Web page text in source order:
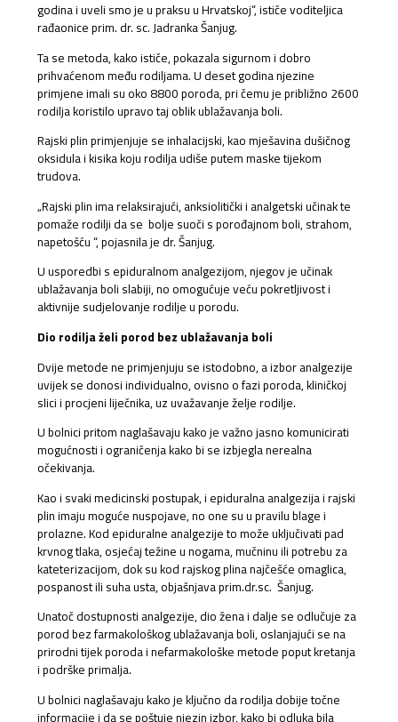
godina i uveli smo je u praksu u Hrvatskoj“, ističe voditeljica
rađaonice prim. dr. sc. Jadranka Šanjug.
Ta se metoda, kako ističe, pokazala sigurnom i dobro
prihvaćenom među rodiljama. U deset godina njezine
primjene imali su oko 8800 poroda, pri čemu je približno 2600
rodilja koristilo upravo taj oblik ublažavanja boli.
Rajski plin primjenjuje se inhalacijski, kao mješavina dušičnog
oksidula i kisika koju rodilja udiše putem maske tijekom
trudova.
„Rajski plin ima relaksirajući, anksiolitički i analgetski učinak te
pomaže rodilji da se bolje suoči s porođajnom boli, strahom,
napetošću “, pojasnila je dr. Šanjug.
U usporedbi s epiduralnom analgezijom, njegov je učinak
ublažavanja boli slabiji, no omogućuje veću pokretljivost i
aktivnije sudjelovanje rodilje u porodu.
Dio rodilja želi porod bez ublažavanja boli
Dvije metode ne primjenjuju se istodobno, a izbor analgezije
uvijek se donosi individualno, ovisno o fazi poroda, kliničkoj
slici i procjeni liječnika, uz uvažavanje želje rodilje.
U bolnici pritom naglašavaju kako je važno jasno komunicirati
mogućnosti i ograničenja kako bi se izbjegla nerealna
očekivanja.
Kao i svaki medicinski postupak, i epiduralna analgezija i rajski
plin imaju moguće nuspojave, no one su u pravilu blage i
prolazne. Kod epiduralne analgezije to može uključivati pad
krvnog tlaka, osjećaj težine u nogama, mučninu ili potrebu za
kateterizacijom, dok su kod rajskog plina najčešće omaglica,
pospanost ili suha usta, objašnjava prim.dr.sc. Šanjug.
Unatoč dostupnosti analgezije, dio žena i dalje se odlučuje za
porod bez farmakološkog ublažavanja boli, oslanjajući se na
prirodni tijek poroda i nefarmakološke metode poput kretanja
i podrške primalja.
U bolnici naglašavaju kako je ključno da rodilja dobije točne
informacije i da se poštuje njezin izbor, kako bi odluka bila